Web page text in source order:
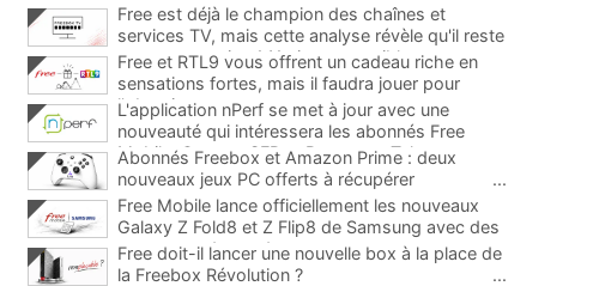
Free est déjà le champion des chaînes et
services TV, mais cette analyse révèle qu'il reste
encore au moins 141 ajouts possibles
Free et RTL9 vous offrent un cadeau riche en
sensations fortes, mais il faudra jouer pour
l'obtenir
L'application nPerf se met à jour avec une
nouveauté qui intéressera les abonnés Free
Mobile, Orange, SFR et Bouygues Telecom
Abonnés Freebox et Amazon Prime : deux
nouveaux jeux PC offerts à récupérer
...
Free Mobile lance officiellement les nouveaux
Galaxy Z Fold8 et Z Flip8 de Samsung avec des
promos et des cadeaux
...
Free doit-il lancer une nouvelle box à la place de
la Freebox Révolution ?
...